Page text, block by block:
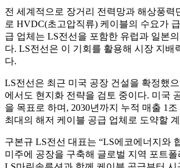
전 세계적으로 장거리 전력망과 해상풍력
로 HVDC(초고압직류) 케이블의 수요가
급 업체는 LS전선을 포함한 유럽과 일본
다. LS전선은 이 기회를 활용해 시장 지배
다.
LS전선은 최근 미국 공장 건설을 확정했
에서도 현지화 전략을 검토 중이다. 미국
을 목표로 하며, 2030년까지 누적 매출 1
최대의 해저 케이블 공급 업체로 도약할
구본규 LS전선 대표는 “LS에코에너지와
미주에 공장을 구축해 글로벌 지역 포트